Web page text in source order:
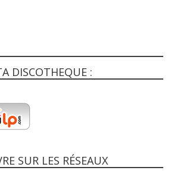
DISCOTHEQUE :
SUR LES RÉSEAUX